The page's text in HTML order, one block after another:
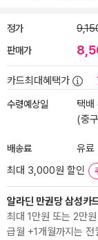
정가
판매가
카드최대혜택가
수령예상일
택
(중
배송료
유료
최대 3,000원 할인
알라딘 만권당 삼성카
최대 1만원 또는 2만
급월 +1개월까지는